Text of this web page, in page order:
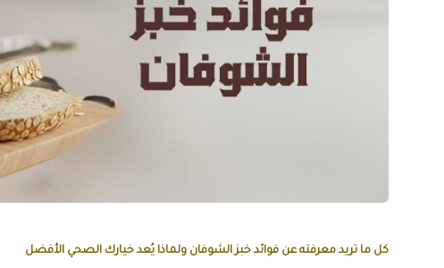
كل ما تريد معرفته عن فوائد خبز الشوفان ولماذا يُعد خيارك الصحي الأفضل